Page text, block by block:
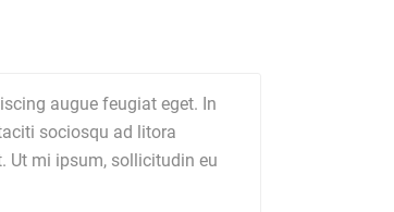
augue feugiat eget. In
sociosqu ad litora
Ut mi ipsum, sollicitudin eu